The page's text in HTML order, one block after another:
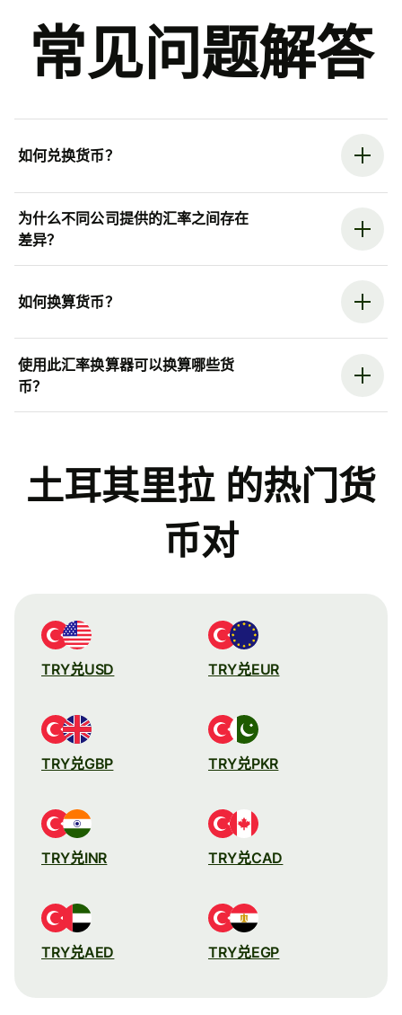
常见问题解答
如何兑换货币？
为什么不同公司提供的汇率之间存在
差异？
如何换算货币？
使用此汇率换算器可以换算哪些货
币？
土耳其里拉 的热门货
币对
TRY兑USD TRY兑EUR
TRY兑GBP TRY兑PKR
TRY兑INR TRY兑CAD
TRY兑AED TRY兑EGP